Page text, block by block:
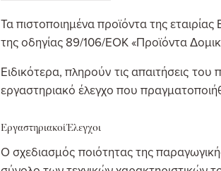
Τα πιστοποιημένα προϊόντα της
της οδηγίας 89/106/ΕΟΚ «Προϊόντα
Ειδικότερα, πληρούν τις απαιτήσεις
εργαστηριακό έλεγχο που
Εργαστηριακοί Έλεγχοι
Ο σχεδιασμός ποιότητας της